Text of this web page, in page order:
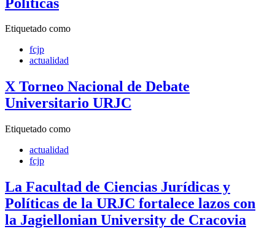
Etiquetado como
fcjp
actualidad
X Torneo Nacional de Debate
Universitario URJC
Etiquetado como
actualidad
fcjp
La Facultad de Ciencias Jurídicas y
Políticas de la URJC fortalece lazos con
la Jagiellonian University de Cracovia